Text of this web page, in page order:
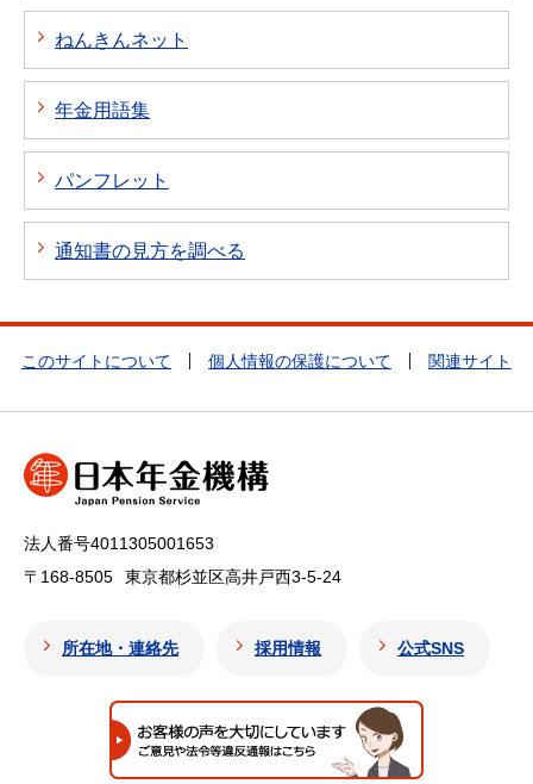
ねんきんネット
年金用語集
パンフレット
通知書の見方を調べる
このサイトについて 個人情報の保護について 関連サイト
法人番号4011305001653
〒168-8505
東京都杉並区高井戸西3-5-24
所在地・連絡先 採用情報 公式SNS